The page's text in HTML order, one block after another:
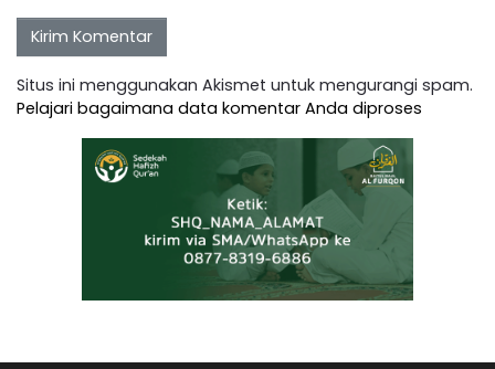
Situs ini menggunakan Akismet untuk mengurangi spam.
Pelajari bagaimana data komentar Anda diproses